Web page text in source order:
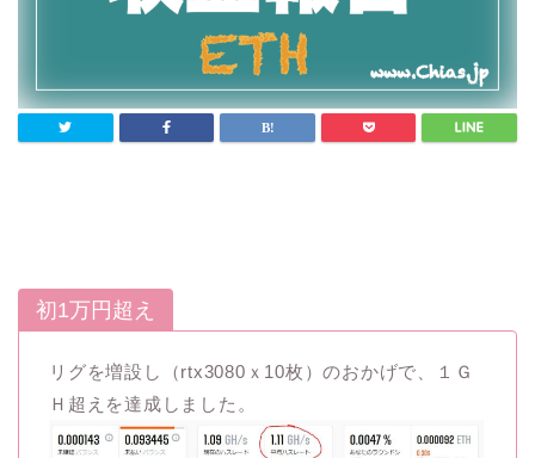
初1万円超え
リグを増設し（rtx3080ｘ10枚）のおかげで、１Ｇ
Ｈ超えを達成しました。